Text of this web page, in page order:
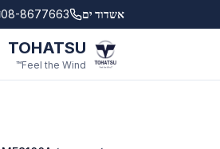
אשדוד ים 08-8677663
TOHATSU
Feel the Wind™